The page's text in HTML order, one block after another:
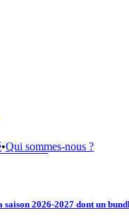
•Qui sommes-nous ?
France à ...
2026-2027 dont un